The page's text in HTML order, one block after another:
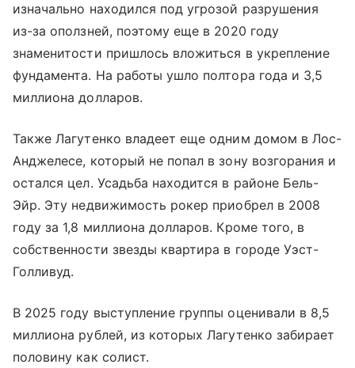
изначально находился под угрозой разрушения
из-за оползней, поэтому еще в 2020 году
знаменитости пришлось вложиться в укрепление
фундамента. На работы ушло полтора года и 3,5
миллиона долларов.
Также Лагутенко владеет еще одним домом в Лос-
Анджелесе, который не попал в зону возгорания и
остался цел. Усадьба находится в районе Бель-
Эйр. Эту недвижимость рокер приобрел в 2008
году за 1,8 миллиона долларов. Кроме того, в
собственности звезды квартира в городе Уэст-
Голливуд.
В 2025 году выступление группы оценивали в 8,5
миллиона рублей, из которых Лагутенко забирает
половину как солист.